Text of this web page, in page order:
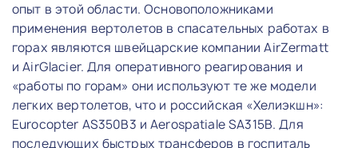
опыт в этой области. Основоположниками
применения вертолетов в спасательных работах в
горах являются швейцарские компании AirZermatt
и AirGlacier. Для оперативного реагирования и
«работы по горам» они используют те же модели
легких вертолетов, что и российская «Хелиэкшн»:
Eurocopter AS350B3 и Aerospatiale SA315B. Для
последующих быстрых трансферов в госпиталь